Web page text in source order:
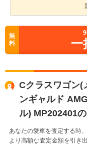
無
料
一
Cクラスワゴン(
ンギャルド
ル) MP202401
あなたの愛車を査定する時
より高額な査定金額を引き